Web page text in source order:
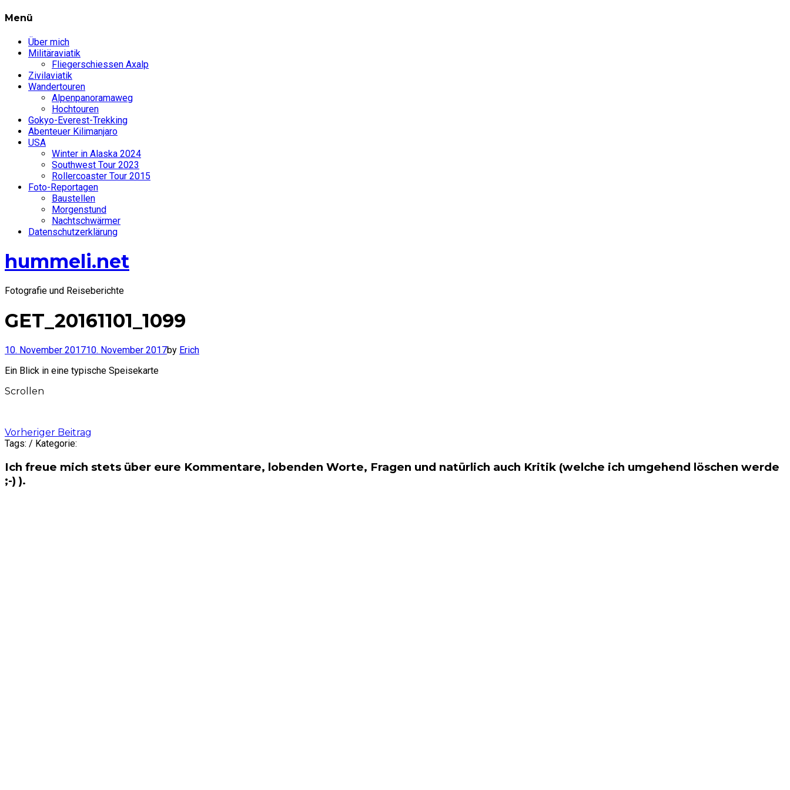
Menü
Über mich
Militäraviatik
Fliegerschiessen Axalp
Zivilaviatik
Wandertouren
Alpenpanoramaweg
Hochtouren
Gokyo-Everest-Trekking
Abenteuer Kilimanjaro
USA
Winter in Alaska 2024
Southwest Tour 2023
Rollercoaster Tour 2015
Foto-Reportagen
Baustellen
Morgenstund
Nachtschwärmer
Datenschutzerklärung
hummeli.net
Fotografie und Reiseberichte
GET_20161101_1099
10. November 201710. November 2017by Erich
Ein Blick in eine typische Speisekarte
Scrollen
Post
navigation
Vorheriger Beitrag
Tags: / Kategorie:
Ich freue mich stets über eure Kommentare, lobenden Worte, Fragen und natürlich auch Kritik (welche ich umgehend löschen werde
;-) ).